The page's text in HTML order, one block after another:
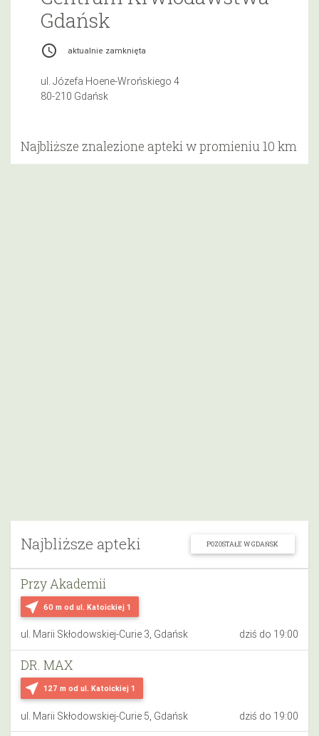
Najbliższe apteki POZOSTAŁE W GDAŃSK
near_me 60 m od ul. Katoickiej 1
Przy Akademii
ul. Marii Skłodowskiej-Curie 3, Gdańsk dziś do 19:00
near_me 127 m od ul. Katoickiej 1
DR. MAX
ul. Marii Skłodowskiej-Curie 5, Gdańsk dziś do 19:00
Gdańsk
access_time aktualnie zamknięta
ul. Józefa Hoene-Wrońskiego 4
80-210 Gdańsk
Najbliższe znalezione apteki w promieniu 10 km